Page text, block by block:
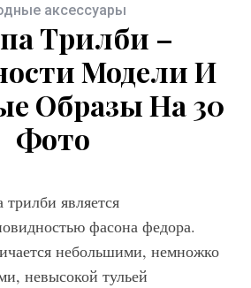
аксессуары
Трилби –
Модели И
Образы На 30
Фото
трилби является
фасона федора.
небольшими, немножко
невысокой тульей